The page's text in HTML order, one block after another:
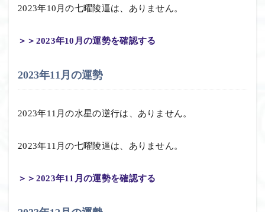
2023年10月の七曜陵逼は、ありません。
＞＞2023年10月の運勢を確認する
2023年11月の運勢
2023年11月の水星の逆行は、ありません。
2023年11月の七曜陵逼は、ありません。
＞＞2023年11月の運勢を確認する